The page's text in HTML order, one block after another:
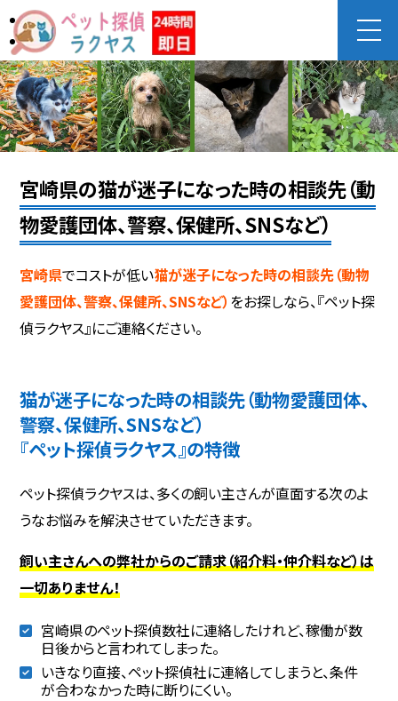
宮崎県の猫が迷子になった時の相談先（動
物愛護団体、警察、保健所、SNSなど）
宮崎県でコストが低い猫が迷子になった時の相談先（動物
愛護団体、警察、保健所、SNSなど） をお探しなら、『ペット探
偵ラクヤス』にご連絡ください。
猫が迷子になった時の相談先（動物愛護団体、
警察、保健所、SNSなど）
『ペット探偵ラクヤス』の特徴
ペット探偵ラクヤスは、多くの飼い主さんが直面する次のよ
うなお悩みを解決させていただきます。
飼い主さんへの弊社からのご請求（紹介料・仲介料など）は
一切ありません！
宮崎県のペット探偵数社に連絡したけれど、稼働が数
日後からと言われてしまった。
いきなり直接、ペット探偵社に連絡してしまうと、条件
が合わなかった時に断りにくい。